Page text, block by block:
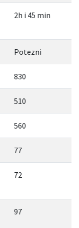
2h i 45 min
Potezni
830
510
560
77
72
97